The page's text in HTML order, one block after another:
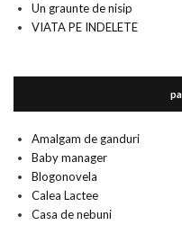
Un graunte de nisip
VIATA PE INDELETE
Amalgam de ganduri
Baby manager
Blogonovela
Calea Lactee
Casa de nebuni